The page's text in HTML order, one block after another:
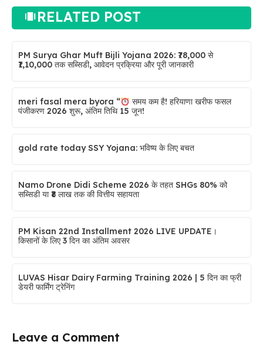
RELATED POST
PM Surya Ghar Muft Bijli Yojana 2026: ₹78,000 से
₹1,10,000 तक सब्सिडी, आवेदन प्रक्रिया और पूरी जानकारी
meri fasal mera byora “
समय कम है! हरियाणा खरीफ फसल
पंजीकरण 2026 शुरू, अंतिम तिथि 15 जून!
gold rate today SSY Yojana: भविष्य के लिए बचत
Namo Drone Didi Scheme 2026 के तहत SHGs 80% को
सब्सिडी या ₹8 लाख तक की वित्तीय सहायता
PM Kisan 22nd Installment 2026 LIVE UPDATE।
किसानों के लिए 3 दिन का अंतिम अवसर
LUVAS Hisar Dairy Farming Training 2026 | 5 दिन का फ्री
डेयरी फार्मिंग ट्रेनिंग
Leave a Comment